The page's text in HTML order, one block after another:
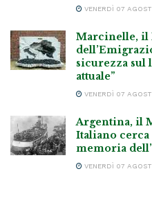
VENERDÌ 07
Marcinelle, il
sicurezza sul
attuale”
VENERDÌ 07
Argentina, il
Italiano
memoria
VENERDÌ 07